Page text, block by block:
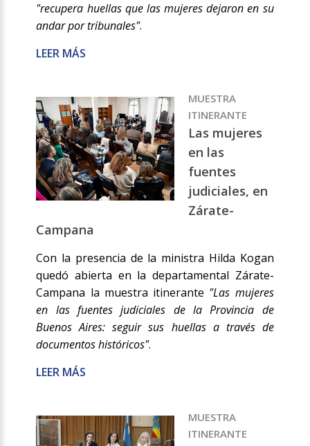
"recupera huellas que las mujeres dejaron en su
andar por tribunales".
LEER MÁS
MUESTRA
ITINERANTE
Las mujeres
en las
fuentes
judiciales, en
Zárate-
Campana
Con la presencia de la ministra Hilda Kogan
quedó abierta en la departamental Zárate-
Campana la muestra itinerante "Las mujeres
en las fuentes judiciales de la Provincia de
Buenos Aires: seguir sus huellas a través de
documentos históricos".
LEER MÁS
MUESTRA
ITINERANTE